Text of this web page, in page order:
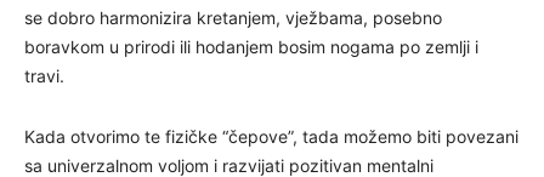
se dobro harmonizira kretanjem, vježbama, posebno
boravkom u prirodi ili hodanjem bosim nogama po zemlji i
travi.
Kada otvorimo te fizičke “čepove”, tada možemo biti povezani
sa univerzalnom voljom i razvijati pozitivan mentalni